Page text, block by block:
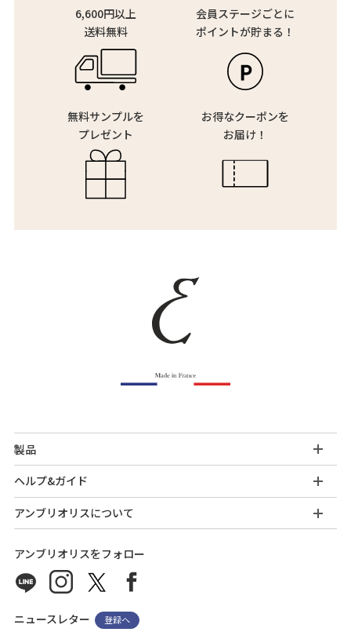
6,600円以上
送料無料
会員ステージごとに
ポイントが貯まる！
無料サンプルを
プレゼント
お得なクーポンを
お届け！
製品
ヘルプ&ガイド
アンブリオリスについて
アンブリオリスをフォロー
ニュースレター 登録へ